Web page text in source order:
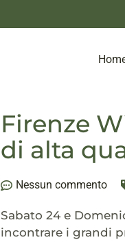
Firenze
di alta
Nessun commento
Sabato 24 e
incontrare i grandi